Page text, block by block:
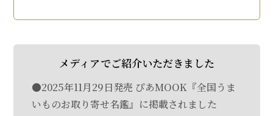
メディアでご紹介いただきました
●2025年11月29日発売 ぴあMOOK『全国うま
いものお取り寄せ名鑑』に掲載されました